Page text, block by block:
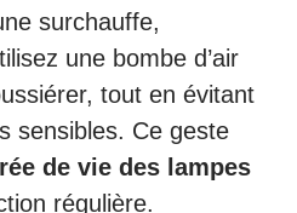
surchauffe,
une bombe d’air
tout en évitant
sensibles. Ce geste
de vie des lampes
régulière.